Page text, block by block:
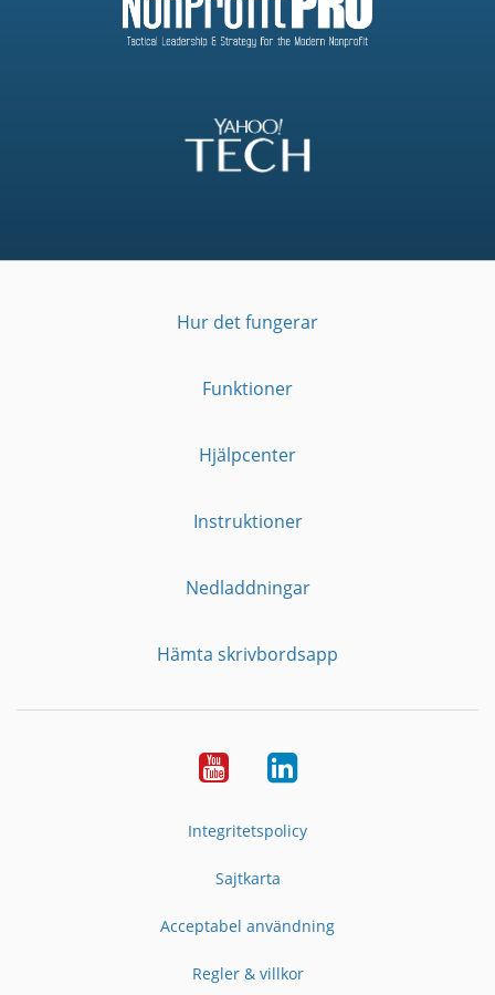
Hur det fungerar
Funktioner
Hjälpcenter
Instruktioner
Nedladdningar
Hämta skrivbordsapp
YouTubeLinkedIn
Integritetspolicy
Sajtkarta
Acceptabel användning
Regler & villkor